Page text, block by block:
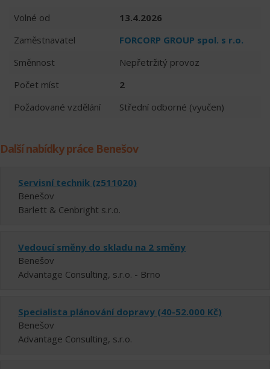
Volné od
13.4.2026
Zaměstnavatel
FORCORP GROUP spol. s r.o.
Směnnost
Nepřetržitý provoz
Počet míst
2
Požadované vzdělání
Střední odborné (vyučen)
Další nabídky práce Benešov
Servisní technik (z511020)
Benešov
Barlett & Cenbright s.r.o.
Vedoucí směny do skladu na 2 směny
Benešov
Advantage Consulting, s.r.o. - Brno
Specialista plánování dopravy (40-52.000 Kč)
Benešov
Advantage Consulting, s.r.o.